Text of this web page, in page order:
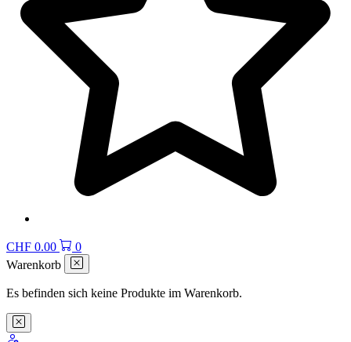
CHF 0.00
0
Warenkorb
Es befinden sich keine Produkte im Warenkorb.